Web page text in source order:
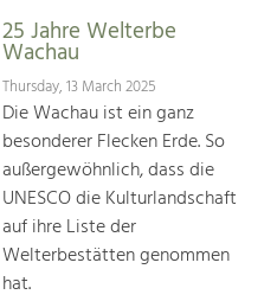
25 Jahre Welterbe
Wachau
Thursday, 13 March 2025
Die Wachau ist ein ganz
besonderer Flecken Erde. So
außergewöhnlich, dass die
UNESCO die Kulturlandschaft
auf ihre Liste der
Welterbestätten genommen
hat.